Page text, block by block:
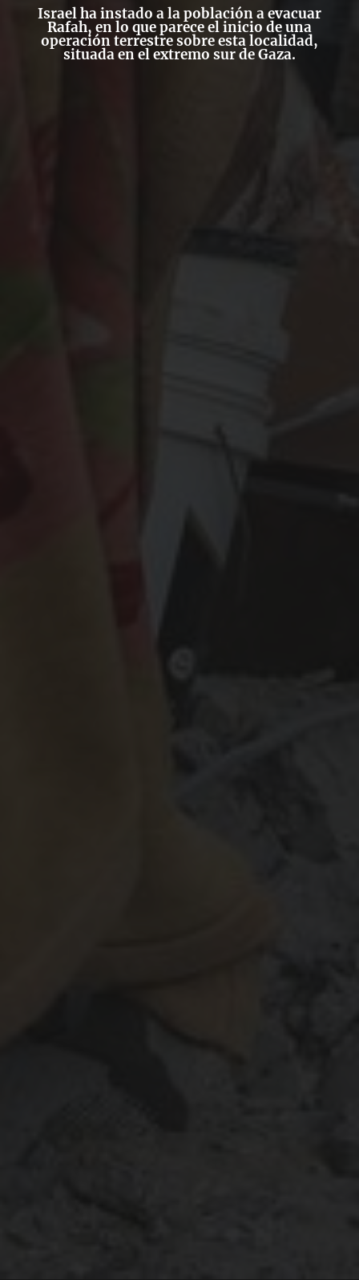
Israel ha instado a la población a evacuar
Rafah, en lo que parece el inicio de una
operación terrestre sobre esta localidad,
situada en el extremo sur de Gaza.